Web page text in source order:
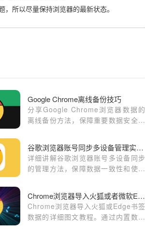
所以尽量保持浏览器的最新状态。
Google Chrome离线备份技巧
分享Google Chrome浏览器数据的
离线备份方法，保障重要数据安全和
谷歌浏览器账号同步多设备管理实用教程
详细讲解谷歌浏览器账号多设备同步
的管理方法，保障数据一致性和使用
Chrome浏览器导入火狐或者微软Edge书签数据图文教程
Chrome浏览器导入火狐或Edge书签
数据的详细图文教程。通过内置数据